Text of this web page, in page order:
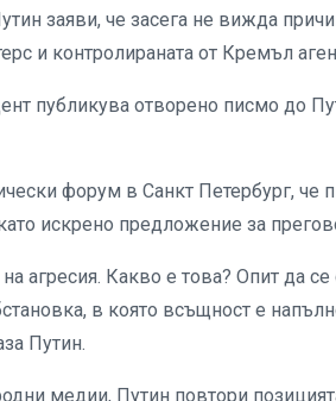
заяви, че засега не вижда
и контролираната от Кремъл
публикува отворено писмо до
форум в Санкт Петербург, че
искрено предложение за
агресия. Какво е това? Опит да
в която всъщност е
Путин.
медии, Путин повтори